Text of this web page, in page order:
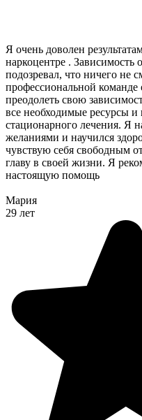
Я очень доволен
наркоцентре . Зависимость
подозревал, что ничего не
профессиональной
преодолеть свою
все необходимые ресурсы
стационарного лечения. Я
желаниями и научился
чувствую себя свободным
главу в своей жизни. Я
настоящую помощь
Мария
29 лет